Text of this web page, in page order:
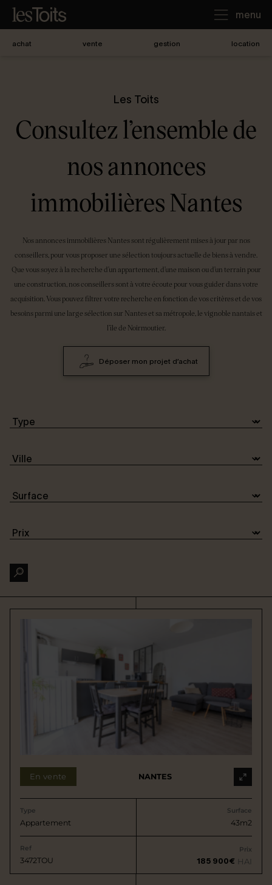
menu
Notre agence
Nous contacter
Connexion / Inscription
Espace Bailleur / Locataire
achat vente gestion location
Les Toits
Consultez l’ensemble de
nos annonces
immobilières Nantes
Nos annonces immobilières Nantes sont régulièrement mises à jour par nos
conseillers, pour vous proposer une sélection toujours actuelle de biens à vendre.
Que vous soyez à la recherche d’un appartement, d’une maison ou d’un terrain pour
une construction, nos conseillers sont à votre écoute pour vous guider dans votre
acquisition. Vous pouvez filtrer votre recherche en fonction de vos critères et de vos
besoins parmi une large sélection sur Nantes et sa métropole, le vignoble nantais et
l’île de Noirmoutier.
Déposer mon projet d’achat
En vente NANTES
Type
Appartement
Surface
43m2
Ref
3472TOU
Prix
185 900€ HAI